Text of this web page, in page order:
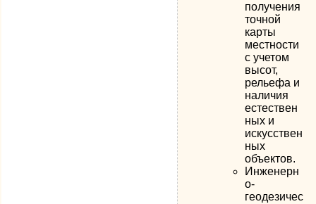
получения
точной
карты
местности
с учетом
высот,
рельефа и
наличия
естествен
ных и
искусствен
ных
объектов.
Инженерн
о-
геодезичес